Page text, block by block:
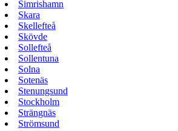
Simrishamn
Skara
Skellefteå
Skövde
Sollefteå
Sollentuna
Solna
Sotenäs
Stenungsund
Stockholm
Strängnäs
Strömsund